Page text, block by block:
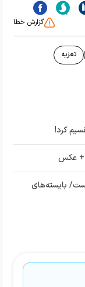
گزارش خطا
تعزیه
کرد!
+ عکس
بایسته‌های